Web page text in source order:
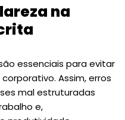
na
essenciais para evitar
Assim, erros
mal estruturadas
e,